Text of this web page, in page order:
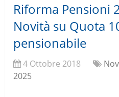
Riforma Pensioni
Novità su Quota
pensionabile
4 Ottobre 2018
2025